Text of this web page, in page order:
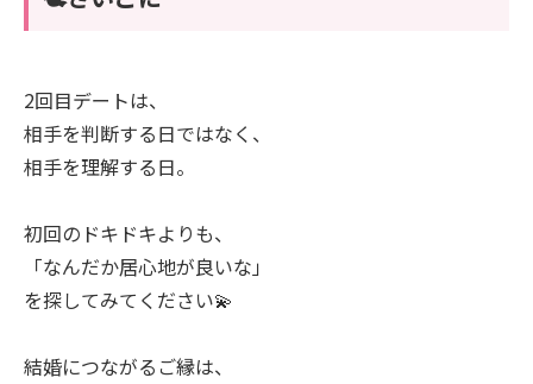
2回目デートは、
相手を判断する日ではなく、
相手を理解する日。
初回のドキドキよりも、
「なんだか居心地が良いな」
を探してみてください💫
結婚につながるご縁は、